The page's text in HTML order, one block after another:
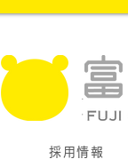
採用情報